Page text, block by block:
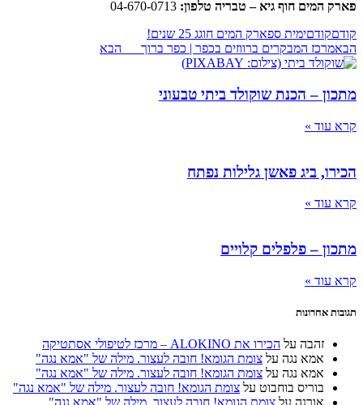
פארק המים חוף גיא – טבריה טלפון: 04-670-0713
קודםקודםימית ספארק המים חוגג 25 שנים!
הבאמרכז המבקרים ברווזים בכפר | כפר ברוך הבא
מתכון – הכנת שוקולד ביתי טבעוני
קרא עוד »
הכירו, ביג פאשן גלילות נפתח
קרא עוד »
מתכון – פלפלים קלויים
קרא עוד »
תגובות אחרונות
זהבה על הכירו את ALOKINO – מרכז לטיפולי אסתטיקה
אמא נגה על צומת הגומא! חובה לעצור. מילה של "אמא נגה"
אמא נגה על צומת הגומא! חובה לעצור. מילה של "אמא נגה"
בוריס בוחבוט על צומת הגומא! חובה לעצור. מילה של "אמא נגה"
אורנה על צומת הגומא! חובה לעצור. מילה של "אמא נגה"